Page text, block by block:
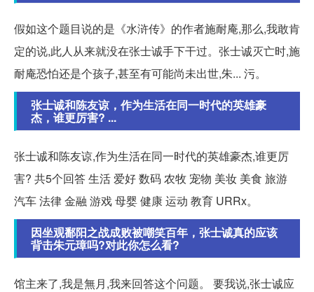
假如这个题目说的是《水浒传》的作者施耐庵,那么,我敢肯
定的说,此人从来就没在张士诚手下干过。张士诚灭亡时,施
耐庵恐怕还是个孩子,甚至有可能尚未出世,朱... 污。
张士诚和陈友谅，作为生活在同一时代的英雄豪
杰，谁更厉害? ...
张士诚和陈友谅,作为生活在同一时代的英雄豪杰,谁更厉
害? 共5个回答 生活 爱好 数码 农牧 宠物 美妆 美食 旅游
汽车 法律 金融 游戏 母婴 健康 运动 教育 URRx。
因坐观鄱阳之战成败被嘲笑百年，张士诚真的应该
背击朱元璋吗?对此你怎么看?
馆主来了,我是無月,我来回答这个问题。 要我说,张士诚应